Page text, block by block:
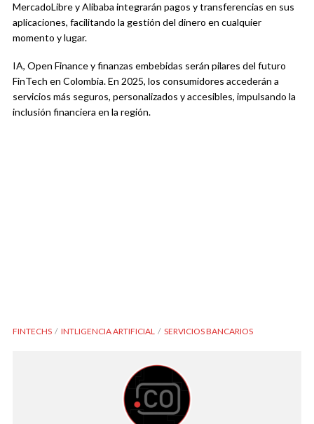
MercadoLibre y Alibaba integrarán pagos y transferencias en sus
aplicaciones, facilitando la gestión del dinero en cualquier
momento y lugar.
IA, Open Finance y finanzas embebidas serán pilares del futuro
FinTech en Colombia. En 2025, los consumidores accederán a
servicios más seguros, personalizados y accesibles, impulsando la
inclusión financiera en la región.
FINTECHS INTLIGENCIA ARTIFICIAL SERVICIOS BANCARIOS